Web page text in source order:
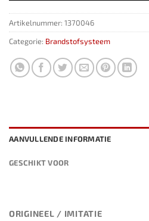
Artikelnummer: 1370046
Categorie: Brandstofsysteem
AANVULLENDE INFORMATIE
GESCHIKT VOOR
ORIGINEEL / IMITATIE